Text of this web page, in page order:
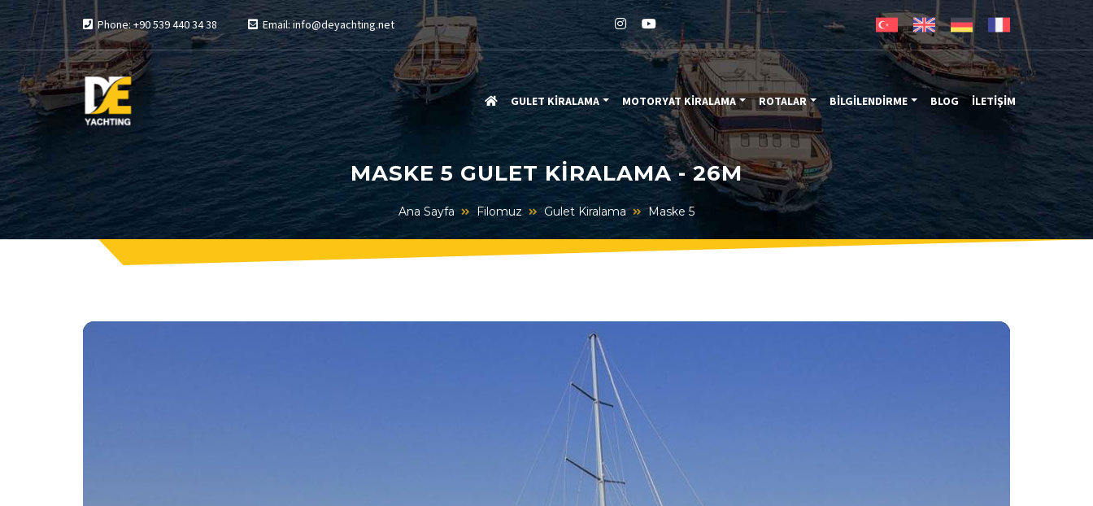
Phone: +90 539 440 34 38 Email: info@deyachting.net
GULET KİRALAMA MOTORYAT KİRALAMA ROTALAR BİLGİLENDİRME BLOG İLETİŞİM
MASKE 5 GULET KIRALAMA - 26M
Ana Sayfa Filomuz Gulet Kiralama Maske 5